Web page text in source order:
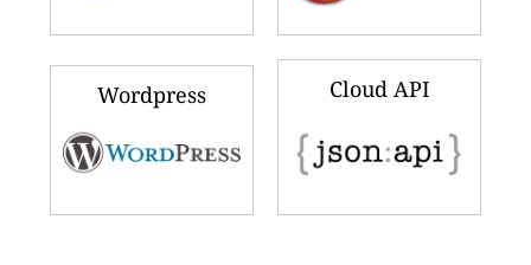
Wordpress Cloud API